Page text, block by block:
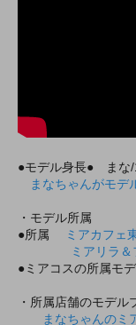
●モデル身長● まな/
まなちゃんがモデ
・モデル所属
●所属
ミアカフェ
ミアリラ
●ミアコスの所属モ
・所属店舗のモデル
まなちゃんのミ